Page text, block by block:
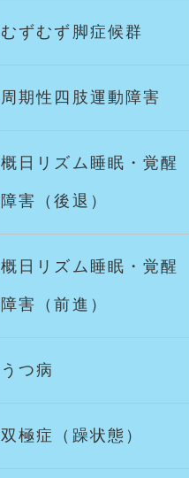
むずむず脚症候群
周期性四肢運動障害
概日リズム睡眠・覚醒
障害（後退）
概日リズム睡眠・覚醒
障害（前進）
うつ病
双極症（躁状態）